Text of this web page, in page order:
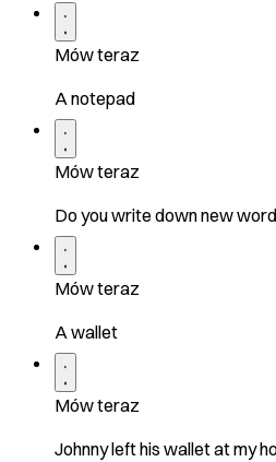
Mów teraz
A notepad
Mów teraz
Do you write down new
Mów teraz
A wallet
Mów teraz
Johnny left his wallet at my